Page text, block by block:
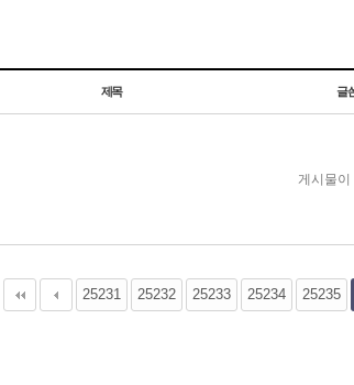
제목 글
게시물이
25231 25232 25233 25234 25235
다음 맨끝